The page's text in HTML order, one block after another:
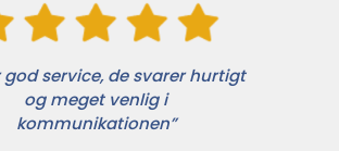
god service, de svarer hurtigt
og meget venlig i
kommunikationen”